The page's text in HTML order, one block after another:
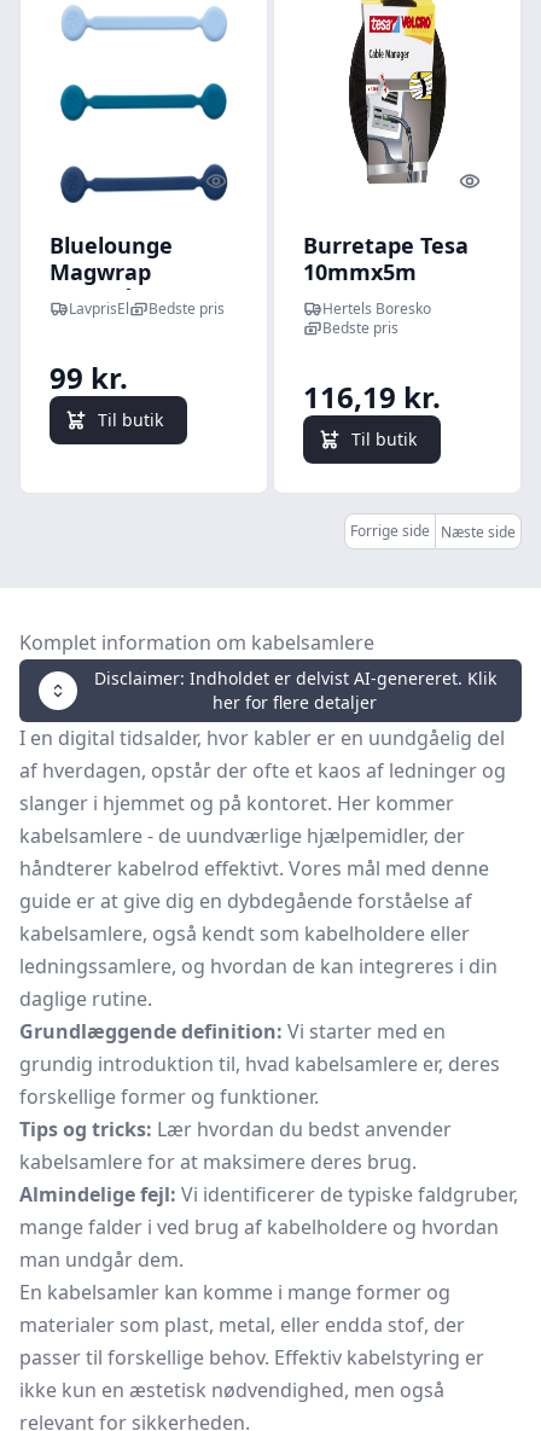
Quick look
Bluelounge
Magwrap
kabelbånd,
magnet, lille i
stk
LavprisEl Bedste pris
99 kr.
Til butik
Quick
Burretape Tesa
10mmx5m
Hertels Boresko
Bedste pris
116,19 kr.
Til butik
Forrige side Næste side
Komplet information om kabelsamlere
Disclaimer: Indholdet er delvist AI-genereret. Klik
her for flere detaljer
I en digital tidsalder, hvor kabler er en uundgåelig del
af hverdagen, opstår der ofte et kaos af ledninger og
slanger i hjemmet og på kontoret. Her kommer
kabelsamlere - de uundværlige hjælpemidler, der
håndterer kabelrod effektivt. Vores mål med denne
guide er at give dig en dybdegående forståelse af
kabelsamlere, også kendt som kabelholdere eller
ledningssamlere, og hvordan de kan integreres i din
daglige rutine.
Grundlæggende definition: Vi starter med en
grundig introduktion til, hvad kabelsamlere er, deres
forskellige former og funktioner.
Tips og tricks: Lær hvordan du bedst anvender
kabelsamlere for at maksimere deres brug.
Almindelige fejl: Vi identificerer de typiske faldgruber,
mange falder i ved brug af kabelholdere og hvordan
man undgår dem.
En kabelsamler kan komme i mange former og
materialer som plast, metal, eller endda stof, der
passer til forskellige behov. Effektiv kabelstyring er
ikke kun en æstetisk nødvendighed, men også
relevant for sikkerheden.